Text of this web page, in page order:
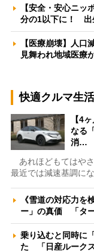
【安全・安心ニッ
分の1以下に！
【医療崩壊】人口
見舞われ地域医
快適クルマ生
【4
なる
消…
あれほどもてはやさ
最近では減速基調に
《雪道の対応力を
ー」の真価 「タ
乗り込むと同時に
た 「日産ルーク